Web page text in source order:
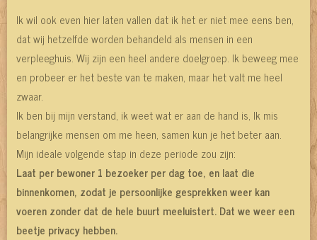
Ik wil ook even hier laten vallen dat ik het er niet mee eens ben,
dat wij hetzelfde worden behandeld als mensen in een
verpleeghuis. Wij zijn een heel andere doelgroep. Ik beweeg mee
en probeer er het beste van te maken, maar het valt me heel
zwaar.
Ik ben bij mijn verstand, ik weet wat er aan de hand is, Ik mis
belangrijke mensen om me heen, samen kun je het beter aan.
Mijn ideale volgende stap in deze periode zou zijn:
Laat per bewoner 1 bezoeker per dag toe, en laat die
binnenkomen, zodat je persoonlijke gesprekken weer kan
voeren zonder dat de hele buurt meeluistert. Dat we weer een
beetje privacy hebben.